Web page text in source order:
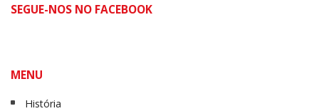
SEGUE-NOS NO FACEBOOK
MENU
História